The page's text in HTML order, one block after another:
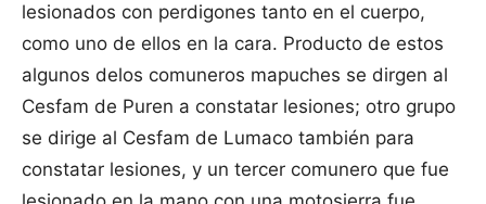
lesionados con perdigones tanto en el cuerpo,
como uno de ellos en la cara. Producto de estos
algunos delos comuneros mapuches se dirgen al
Cesfam de Puren a constatar lesiones; otro grupo
se dirige al Cesfam de Lumaco también para
constatar lesiones, y un tercer comunero que fue